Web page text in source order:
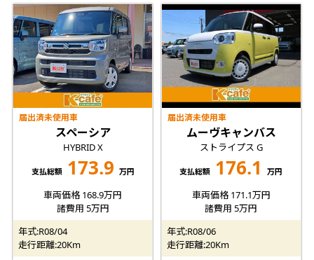
届出済未使用車
スペーシア
HYBRID X
支払総額 173.9 万円
車両価格 168.9万円
諸費用 5万円
年式:R08/04
走行距離:20Km
届出済未使用車
ムーヴキャンバス
ストライプス G
支払総額 176.1 万円
車両価格 171.1万円
諸費用 5万円
年式:R08/06
走行距離:20Km